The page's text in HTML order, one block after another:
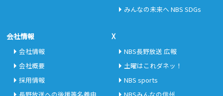
みんなの未来へ NBS SDGs
会社情報
会社情報
会社概要
採用情報
X
NBS長野放送 広報
土曜はこれダネッ！
NBS sports